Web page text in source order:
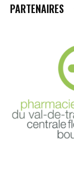
PARTENAIRES